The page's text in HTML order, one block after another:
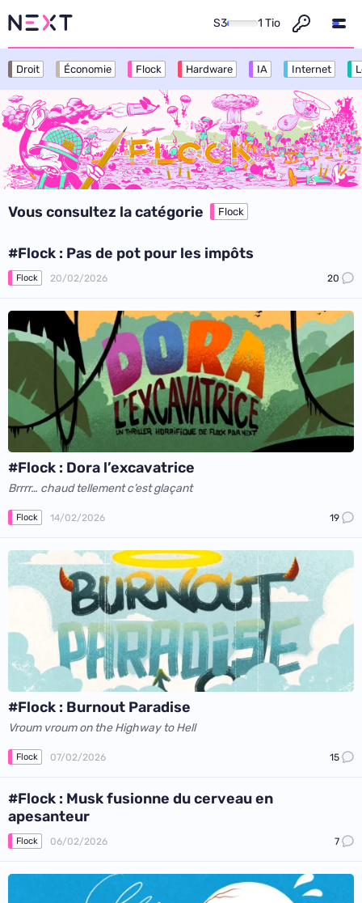
S3 1 Tio
Droit Économie Flock Hardware IA Internet
Vous consultez la catégorie Flock
#Flock : Pas de pot pour les impôts
Flock 20/02/2026 20
#Flock : Dora l’excavatrice
Brrrr… chaud tellement c’est glaçant
Flock 14/02/2026 19
#Flock : Burnout Paradise
Vroum vroum on the Highway to Hell
Flock 07/02/2026 15
#Flock : Musk fusionne du cerveau en
apesanteur
Flock 06/02/2026 7